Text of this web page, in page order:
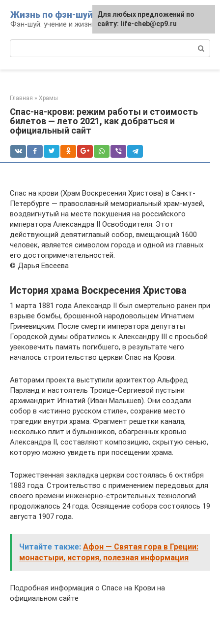
контенту
Жизнь по фэн-шуй
Фэн-шуй: учение и жизнь
Главная » Храмы
Спас-на-крови: режим работы и стоимость
билетов — лето 2021, как добраться и
официальный сайт
Спас на крови (Храм Воскресения Христова) в Санкт-
Петербурге — православный мемориальный храм-музей,
воздвигнутый на месте покушения на российского
императора Александра II Освободителя. Этот
действующий девятиглавый собор, вмещающий 1600
человек, является символом города и одной из главных
его достопримечательностей.
© Дарья Евсеева
История храма Воскресения Христова
1 марта 1881 года Александр II был смертельно ранен при
взрыве бомбы, брошенной народовольцем Игнатием
Гриневицким. После смерти императора депутаты
Городской думы обратились к Александру III с просьбой
увековечить память погибшего, в результате чего
началось строительство церкви Спас на Крови.
Авторами проекта выступили архитектор Альфред
Парланд и настоятель Троице-Сергиевой пустыни
архимандрит Игнатий (Иван Малышев). Они создали
собор в «истинно русском стиле», сохранив место
трагедии внутри храма. Фрагмент решетки канала,
несколько плит и булыжников, обагренных кровью
Александра II, составляют композицию, скрытую сенью,
которую можно увидеть при посещении храма.
Торжественная закладка церкви состоялась 6 октября
1883 года. Строительство с применением передовых для
своего времени инженерно-строительных технологий
продолжалось 24 года. Освящение собора состоялось 19
августа 1907 года.
Читайте также: Афон — Святая гора в Греции:
монастыри, история, полезная информация
Подробная информация о Спасе на Крови на
официальном сайте
Для любых предложений по
сайту: life-cheb@cp9.ru
Для любых предложений по
сайту: life-cheb@cp9.ru